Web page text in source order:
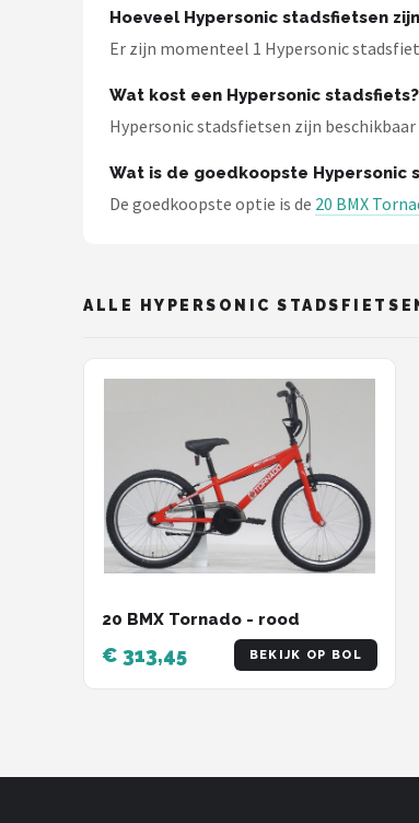
Cortina
Alle merken →
Hoeveel Hypersonic stadsfietsen
Er zijn momenteel 1 Hypersonic
Wat kost een Hypersonic stadsfiets?
Hypersonic stadsfietsen zijn beschikbaar
Wat is de goedkoopste Hypersonic
De goedkoopste optie is de 20 BMX
ALLE HYPERSONIC
20 BMX Tornado - rood
€ 313,45 BEKIJK OP BOL